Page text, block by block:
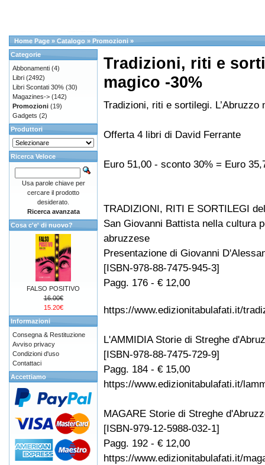
Home Page » Catalogo » Promozioni »
Tradizioni, riti e
magico -30%
Tradizioni, riti e sortilegi. L’Abruzzo
Offerta 4 libri di David Ferrante
Euro 51,00 - sconto 30% = Euro
TRADIZIONI, RITI E SORTILEGI
San Giovanni Battista nella cultura
abruzzese
Presentazione di Giovanni
[ISBN-978-88-7475-945-3]
Pagg. 176 - € 12,00
https://www.edizionitabulafati.it/
L'AMMIDIA Storie di Streghe
[ISBN-978-88-7475-729-9]
Pagg. 184 - € 15,00
https://www.edizionitabulafati.it/
MAGARE Storie di Streghe
[ISBN-979-12-5988-032-1]
Pagg. 192 - € 12,00
https://www.edizionitabulafati.it/
Categorie
Abbonamenti (4)
Libri (2492)
Libri Scontati 30% (30)
Magazines-> (142)
Promozioni (19)
Gadgets (2)
Produttori
Ricerca Veloce
Usa parole chiave per
cercare il prodotto
desiderato.
Ricerca avanzata
Cosa c'e' di nuovo?
FALSO POSITIVO
16.00€
15.20€
Informazioni
Consegna & Restituzione
Avviso privacy
Condizioni d'uso
Contattaci
Accettiamo